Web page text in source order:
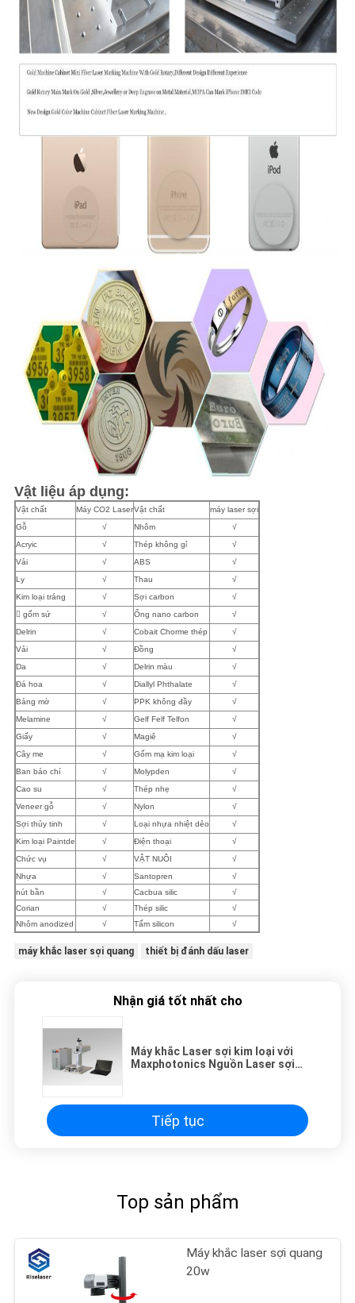
Vật liệu áp dụng:
Vật chất Máy CO2 LaserVật chất
máy laser sợi
Gỗ
√ Nhôm
√
Acryic
√ Thép không gỉ
√
Vải
√ ABS
√
Ly
√ Thau
√
Kim loại tráng
√ Sợi carbon
√
 gốm sứ
√ Ống nano carbon
√
Delrin
√ Cobait Chorme thép
√
Vải
√ Đồng
√
Da
√ Delrin màu
√
Đá hoa
√ Diallyl Phthalate
√
Bảng mờ
√ PPK không đầy
√
Melamine
√ Gelf Felf Telfon
√
Giấy
√ Magiê
√
Cây me
√ Gốm mạ kim loại
√
Ban báo chí
√ Molypden
√
Cao su
√ Thép nhẹ
√
Veneer gỗ
√ Nylon
√
Sợi thủy tinh
√ Loại nhựa nhiệt dẻo
√
Kim loại Paintde
√ Điện thoại
√
Chức vụ
√ VẬT NUÔI
√
Nhựa
√ Santopren
√
nút bần
√ Cacbua silic
√
Corian
√ Thép silic
√
Nhôm anodized
√ Tấm silicon √
máy khắc laser sợi quang thiết bị đánh dấu laser
Nhận giá tốt nhất cho
Máy khắc Laser sợi kim loại với
Maxphotonics Nguồn Laser sợi
Tiếp tục
Top sản phẩm
Máy khắc laser sợi quang
20w